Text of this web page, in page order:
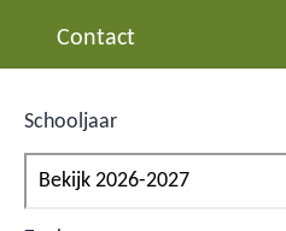
Contact
Schooljaar